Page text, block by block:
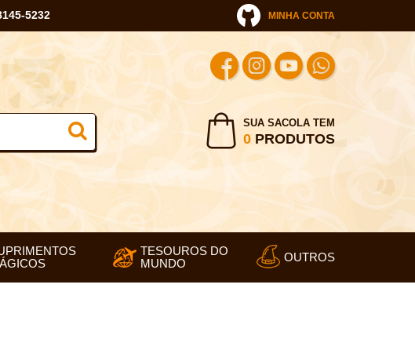
5232 MINHA CONTA
SUA SACOLA TEM
0PRODUTOS
TESOUROS DO
MUNDO
OUTROS